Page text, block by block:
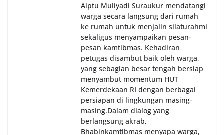
Aiptu Muliyadi Suraukur mendatangi
warga secara langsung dari rumah
ke rumah untuk menjalin silaturahmi
sekaligus menyampaikan pesan-
pesan kamtibmas. Kehadiran
petugas disambut baik oleh warga,
yang sebagian besar tengah bersiap
menyambut momentum HUT
Kemerdekaan RI dengan berbagai
persiapan di lingkungan masing-
masing.‎Dalam dialog yang
berlangsung akrab,
Bhabinkamtibmas menyapa warga,